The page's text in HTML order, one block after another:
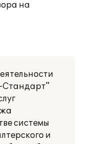
на
системы
и